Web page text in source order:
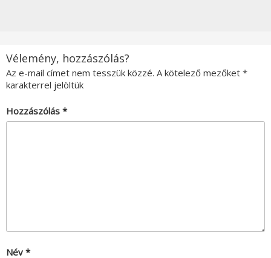
Vélemény, hozzászólás?
Az e-mail címet nem tesszük közzé. A kötelező mezőket *
karakterrel jelöltük
Hozzászólás *
Név *